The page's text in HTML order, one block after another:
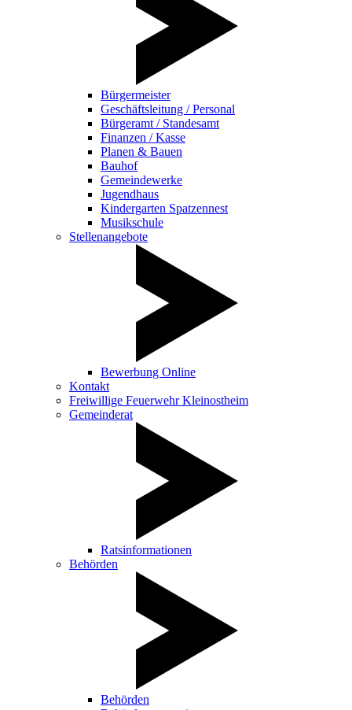
Bürgermeister
Geschäftsleitung / Personal
Bürgeramt / Standesamt
Finanzen / Kasse
Planen & Bauen
Bauhof
Gemeindewerke
Jugendhaus
Kindergarten Spatzennest
Musikschule
Stellenangebote
Bewerbung Online
Kontakt
Freiwillige Feuerwehr Kleinostheim
Gemeinderat
Ratsinformationen
Behörden
Behörden